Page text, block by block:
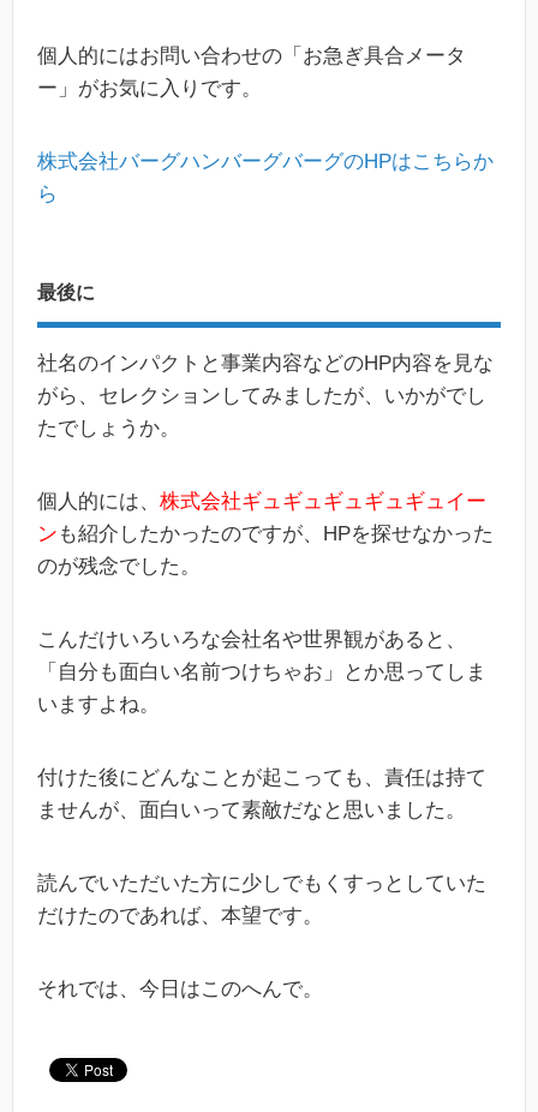
個人的にはお問い合わせの「お急ぎ具合メータ
ー」がお気に入りです。
株式会社バーグハンバーグバーグのHPはこちらか
ら
最後に
社名のインパクトと事業内容などのHP内容を見な
がら、セレクションしてみましたが、いかがでし
たでしょうか。
個人的には、 株式会社ギュギュギュギュギュイー
ン も紹介したかったのですが、HPを探せなかった
のが残念でした。
こんだけいろいろな会社名や世界観があると、
「自分も面白い名前つけちゃお」とか思ってしま
いますよね。
付けた後にどんなことが起こっても、責任は持て
ませんが、面白いって素敵だなと思いました。
読んでいただいた方に少しでもくすっとしていた
だけたのであれば、本望です。
それでは、今日はこのへんで。